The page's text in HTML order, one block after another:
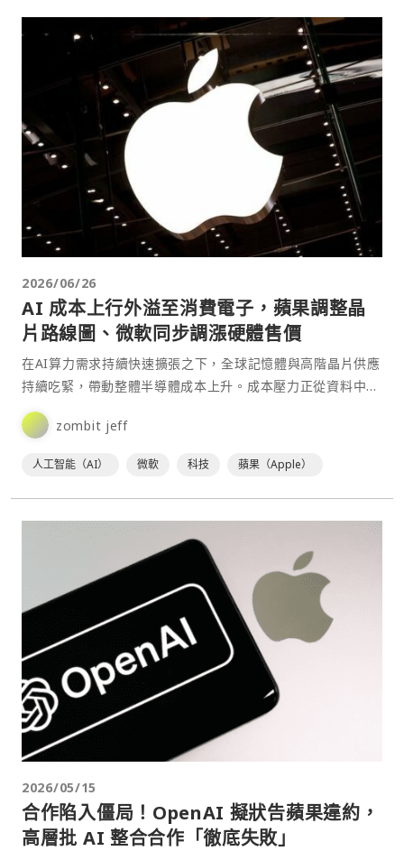
2026/06/26
AI 成本上行外溢至消費電子，蘋果調整晶
片路線圖、微軟同步調漲硬體售價
在AI算力需求持續快速擴張之下，全球記憶體與高階晶片供應
持續吃緊，帶動整體半導體成本上升。成本壓力正從資料中心
逐步傳導至消費電子終端，並開始改變主要科技公司的產品
策⋯ zombit jeff
人工智能（AI） 微軟 科技 蘋果（Apple）
2026/05/15
合作陷入僵局！OpenAI 擬狀告蘋果違約，
高層批 AI 整合合作「徹底失敗」